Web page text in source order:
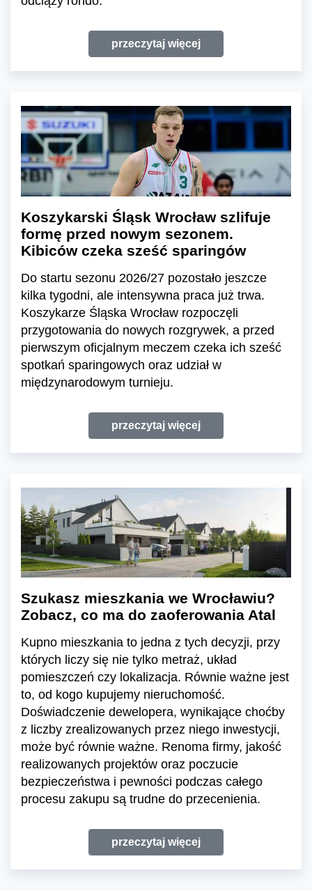
przeczytaj więcej
Koszykarski Śląsk Wrocław szlifuje
formę przed nowym sezonem.
Kibiców czeka sześć sparingów
Do startu sezonu 2026/27 pozostało jeszcze
kilka tygodni, ale intensywna praca już trwa.
Koszykarze Śląska Wrocław rozpoczęli
przygotowania do nowych rozgrywek, a przed
pierwszym oficjalnym meczem czeka ich sześć
spotkań sparingowych oraz udział w
międzynarodowym turnieju.
przeczytaj więcej
Szukasz mieszkania we Wrocławiu?
Zobacz, co ma do zaoferowania Atal
Kupno mieszkania to jedna z tych decyzji, przy
których liczy się nie tylko metraż, układ
pomieszczeń czy lokalizacja. Równie ważne jest
to, od kogo kupujemy nieruchomość.
Doświadczenie dewelopera, wynikające choćby
z liczby zrealizowanych przez niego inwestycji,
może być równie ważne. Renoma firmy, jakość
realizowanych projektów oraz poczucie
bezpieczeństwa i pewności podczas całego
procesu zakupu są trudne do przecenienia.
przeczytaj więcej